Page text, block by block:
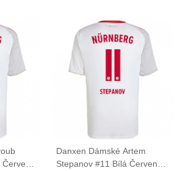
Danxen Dámské Artem
Stepanov #11 Bílá Červená